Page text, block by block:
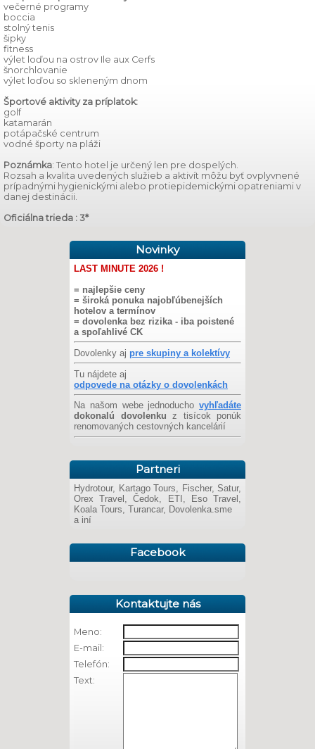
večerné programy
boccia
stolný tenis
šipky
fitness
výlet loďou na ostrov Ile aux Cerfs
šnorchlovanie
výlet loďou so skleneným dnom
Športové aktivity za príplatok:
golf
katamarán
potápačské centrum
vodné športy na pláži
Poznámka: Tento hotel je určený len pre dospelých.
Rozsah a kvalita uvedených služieb a aktivít môžu byť ovplyvnené
prípadnými hygienickými alebo protiepidemickými opatreniami v
danej destinácii.
Oficiálna trieda : 3*
Novinky
LAST MINUTE 2026 !
= najlepšie ceny
= široká ponuka najobľúbenejších
hotelov a termínov
= dovolenka bez rizika - iba poistené
a spoľahlivé CK
Dovolenky aj pre skupiny a kolektívy
Tu nájdete aj
odpovede na otázky o dovolenkách
Na našom webe jednoducho vyhľadáte
dokonalú dovolenku z tisícok ponúk
renomovaných cestovných kancelárií
Partneri
Hydrotour, Kartago Tours, Fischer, Satur,
Orex Travel, Čedok, ETI, Eso Travel,
Koala Tours, Turancar, Dovolenka.sme
a iní
Facebook
Kontaktujte nás
Meno:
E-mail:
Telefón:
Text: